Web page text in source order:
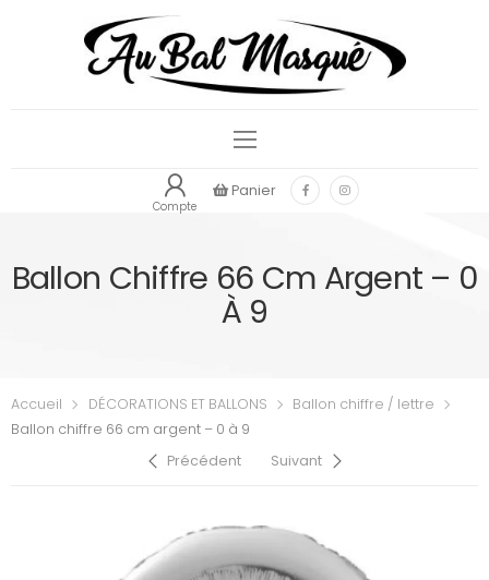
Compte
Panier
Ballon Chiffre 66 Cm Argent – 0
À 9
Accueil DÉCORATIONS ET BALLONS
Ballon chiffre / lettre
Ballon chiffre 66 cm argent – 0 à 9
Précédent
Suivant